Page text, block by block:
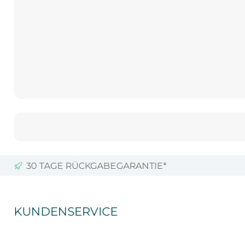
30 TAGE RÜCKGABEGARANTIE*
KUNDENSERVICE